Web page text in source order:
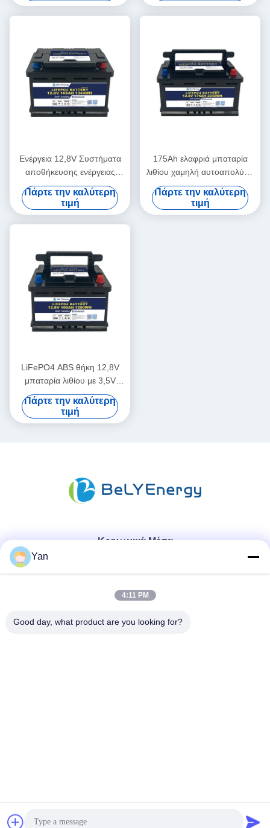
Ενέργεια 12,8V Συστήματα
αποθήκευσης ενέργειας
μπαταρίας -20~60 Πεδίο
θερμοκρασίας εκφόρτισης
Πάρτε την καλύτερη
τιμή
175Ah ελαφριά μπαταρία
λιθίου χαμηλή αυτοαπολύση
3.5V εξισορρόπηση
κυττάρων
Πάρτε την καλύτερη
τιμή
LiFePO4 ABS θήκη 12,8V
μπαταρία λιθίου με 3,5V
κυψέλες εξισορρόπησης
τάσης
Πάρτε την καλύτερη
τιμή
Κοινωνικά Μέσα
Γρήγορη επικοινωνία
Τηλ.:
Yan
4:11 PM
Good day, what product are you looking for?